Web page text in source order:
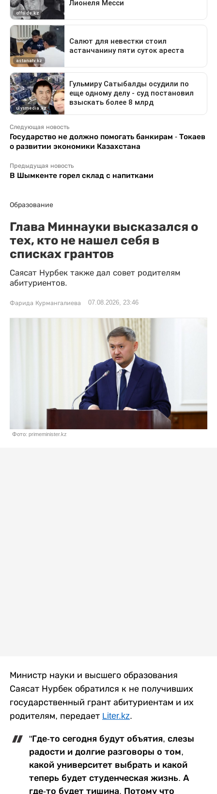
Следующая новость
Государство не должно помогать банкирам - Токаев
о развитии экономики Казахстана
Предыдущая новость
В Шымкенте горел склад с напитками
Образование
Глава Миннауки высказался о
тех, кто не нашел себя в
списках грантов
Саясат Нурбек также дал совет родителям
абитуриентов.
Фарида Курмангалиева 07.08.2026, 23:46
Фото: primeminister.kz
Министр науки и высшего образования
Саясат Нурбек обратился к не получивших
государственный грант абитуриентам и их
родителям, передает Liter.kz.
"Где-то сегодня будут объятия, слезы
радости и долгие разговоры о том,
какой университет выбрать и какой
теперь будет студенческая жизнь. А
где-то будет тишина. Потому что